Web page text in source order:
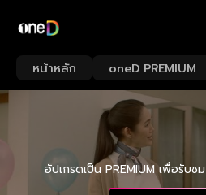
หน้าหลัก oneD PREMIUM
อัปเกรดเป็น PREMIUM เพื่อรับ